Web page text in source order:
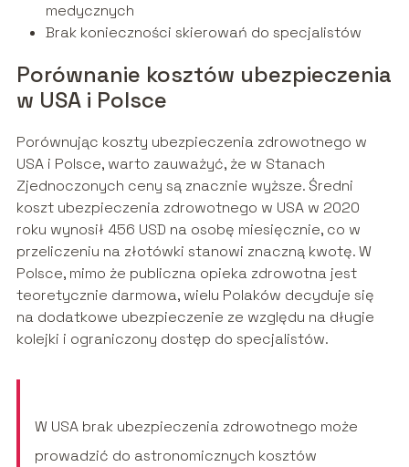
medycznych
Brak konieczności skierowań do specjalistów
Porównanie kosztów ubezpieczenia
w USA i Polsce
Porównując koszty ubezpieczenia zdrowotnego w
USA i Polsce, warto zauważyć, że w Stanach
Zjednoczonych ceny są znacznie wyższe. Średni
koszt ubezpieczenia zdrowotnego w USA w 2020
roku wynosił 456 USD na osobę miesięcznie, co w
przeliczeniu na złotówki stanowi znaczną kwotę. W
Polsce, mimo że publiczna opieka zdrowotna jest
teoretycznie darmowa, wielu Polaków decyduje się
na dodatkowe ubezpieczenie ze względu na długie
kolejki i ograniczony dostęp do specjalistów.
W USA brak ubezpieczenia zdrowotnego może
prowadzić do astronomicznych kosztów